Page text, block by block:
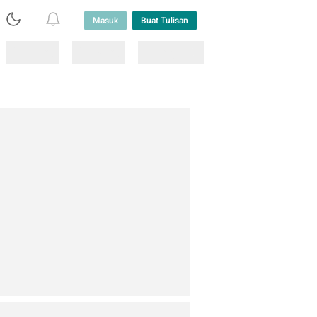
Masuk Buat Tulisan